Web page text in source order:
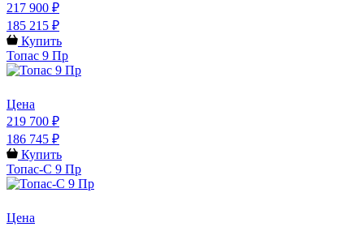
217 900 ₽
185 215 ₽
Купить
Топас 9 Пр
Цена
219 700 ₽
186 745 ₽
Купить
Топас-С 9 Пр
Цена